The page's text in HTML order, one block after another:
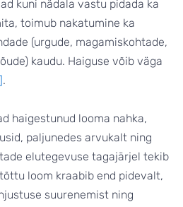
kuni nädala vastu pidada ka
toimub nakatumine ka
(urgude, magamiskohtade,
kaudu. Haiguse võib väga
.
haigestunud looma nahka,
paljunedes arvukalt ning
elutegevuse tagajärjel tekib
loom kraabib end pidevalt,
suurenemist ning